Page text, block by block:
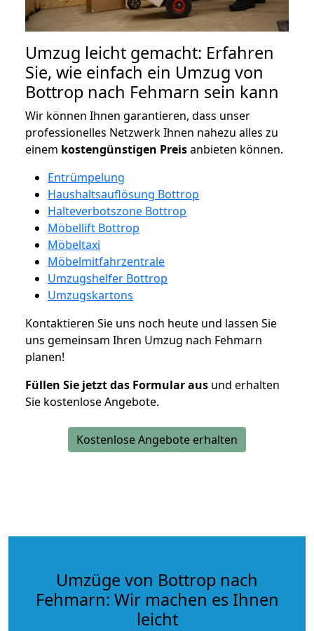
Umzug leicht gemacht: Erfahren
Sie, wie einfach ein Umzug von
Bottrop nach Fehmarn sein kann
Wir können Ihnen garantieren, dass unser
professionelles Netzwerk Ihnen nahezu alles zu
einem kostengünstigen Preisanbieten können.
Entrümpelung
Haushaltsauflösung Bottrop
Halteverbotszone Bottrop
Möbellift Bottrop
Möbeltaxi
Möbelmitfahrzentrale
Umzugshelfer Bottrop
Umzugskartons
Kontaktieren Sie uns noch heute und lassen Sie
uns gemeinsam Ihren Umzug nach Fehmarn
planen!
Füllen Sie jetzt das Formular aus und erhalten
Sie kostenlose Angebote.
Kostenlose Angebote erhalten
Umzüge von Bottrop nach
Fehmarn: Wir machen es Ihnen
leicht